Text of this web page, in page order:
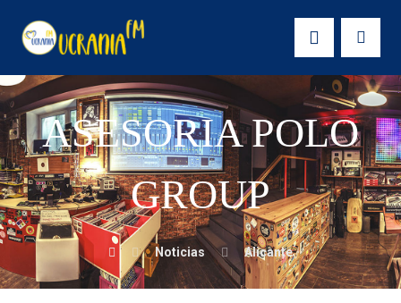
ASESORIA POLO
GROUP
Noticias Alicante